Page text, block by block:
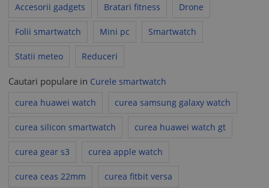
Accesorii gadgets Bratari fitness Drone
Folii smartwatch Mini pc Smartwatch
Statii meteo Reduceri
Cautari populare in Curele smartwatch
curea huawei watch
curea samsung galaxy watch
curea silicon smartwatch curea huawei watch gt
curea gear s3 curea apple watch
curea ceas 22mm curea fitbit versa